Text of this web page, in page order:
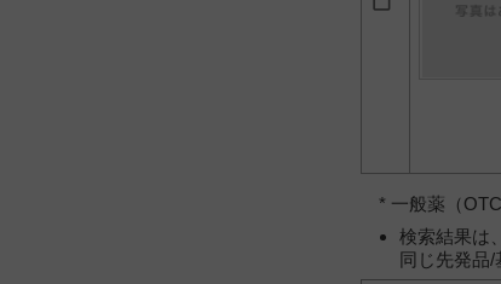
* 一般薬（
検索結果は
同じ先発品